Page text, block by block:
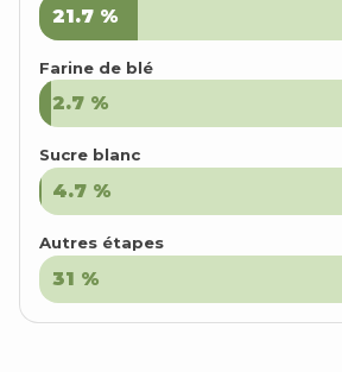
21.7 %
21.7 %
Farine de blé
2.7 %
2.7 %
Sucre blanc
4.7 %
4.7 %
Autres étapes
31 %
31 %